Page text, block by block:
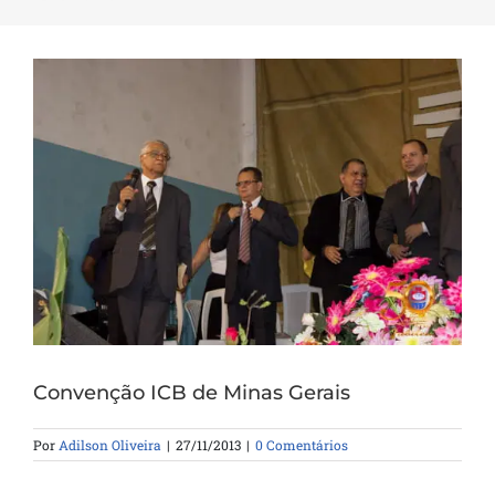
Convenção ICB de Minas Gerais
Por Adilson Oliveira | 27/11/2013 | 0 Comentários